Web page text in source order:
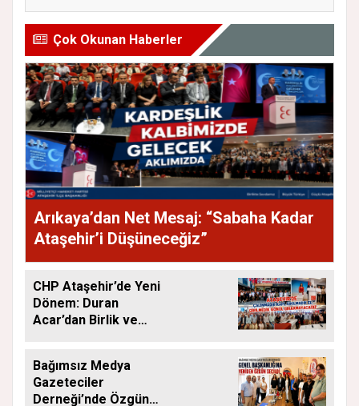
Çok Okunan Haberler
Arıkaya’dan Net Mesaj: “Sabaha Kadar
Ataşehir’i Düşüneceğiz”
CHP Ataşehir’de Yeni
Dönem: Duran
Acar’dan Birlik ve
Bağımsız Medya
Gazeteciler
Derneği’nde Özgün